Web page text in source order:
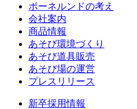
ボーネルンドの考え
会社案内
商品情報
あそび環境づくり
あそび道具販売
あそび場の運営
プレスリリース
新卒採用情報